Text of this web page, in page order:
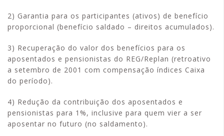
2) Garantia para os participantes (ativos) de benefício
proporcional (benefício saldado – direitos acumulados).
3) Recuperação do valor dos benefícios para os
aposentados e pensionistas do REG/Replan (retroativo
a setembro de 2001 com compensação índices Caixa
do período).
4) Redução da contribuição dos aposentados e
pensionistas para 1%, inclusive para quem vier a ser
aposentar no futuro (no saldamento).